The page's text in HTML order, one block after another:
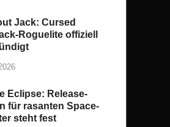
Jack: Cursed
Roguelite offiziell
Eclipse: Release-
für rasanten Space-
steht fest